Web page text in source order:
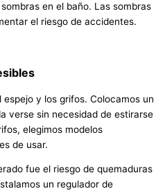
en el baño. Las sombras
el riesgo de accidentes.
y los grifos. Colocamos un
verse sin necesidad de estirarse
elegimos modelos
de usar.
fue el riesgo de quemaduras
un regulador de